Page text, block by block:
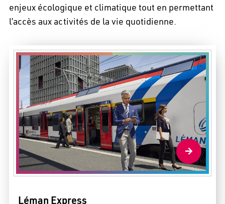
enjeux écologique et climatique tout en permettant
l’accès aux activités de la vie quotidienne.
Léman Express